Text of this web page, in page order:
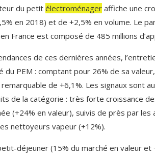
du petit électroménageraffiche une
en 2018) et de +2,5% en volume. Le
France est composé de 485 millions
de ces dernières années,
du PEM : comptant pour 26% de sa
de +6,1%. Les signaux sont
de la catégorie : très forte croissance
(+24% en valeur), suivis de près par les
nettoyeurs vapeur (+12%).
déjeuner (15% du marché en valeur et